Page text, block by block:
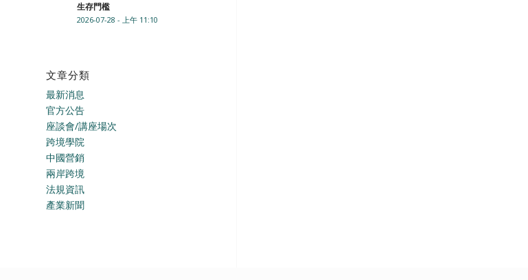
生存門檻
2026-07-28 - 上午 11:10
文章分類
最新消息
官方公告
座談會/講座場次
跨境學院
中國營銷
兩岸跨境
法規資訊
產業新聞